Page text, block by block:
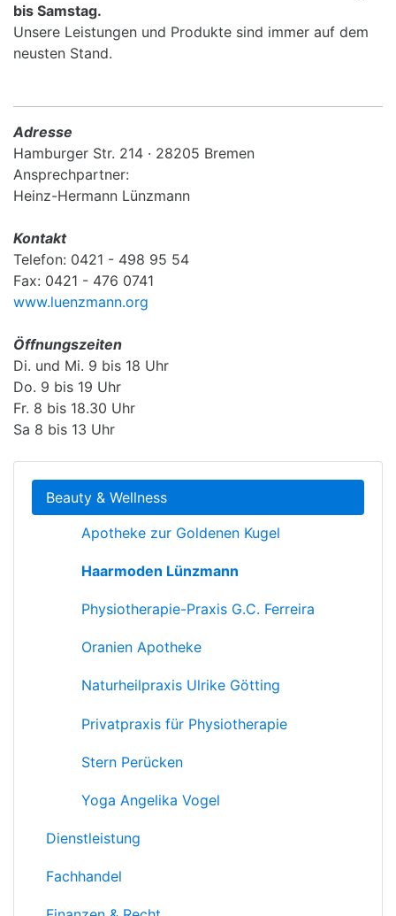
bis Samstag.
Unsere Leistungen und Produkte sind immer auf dem
neusten Stand.
Adresse
Hamburger Str. 214 · 28205 Bremen
Ansprechpartner:
Heinz-Hermann Lünzmann
Kontakt
Telefon: 0421 - 498 95 54
Fax: 0421 - 476 0741
www.luenzmann.org
Öffnungszeiten
Di. und Mi. 9 bis 18 Uhr
Do. 9 bis 19 Uhr
Fr. 8 bis 18.30 Uhr
Sa 8 bis 13 Uhr
Beauty & Wellness
Apotheke zur Goldenen Kugel
Haarmoden Lünzmann
Physiotherapie-Praxis G.C. Ferreira
Oranien Apotheke
Naturheilpraxis Ulrike Götting
Privatpraxis für Physiotherapie
Stern Perücken
Yoga Angelika Vogel
Dienstleistung
Fachhandel